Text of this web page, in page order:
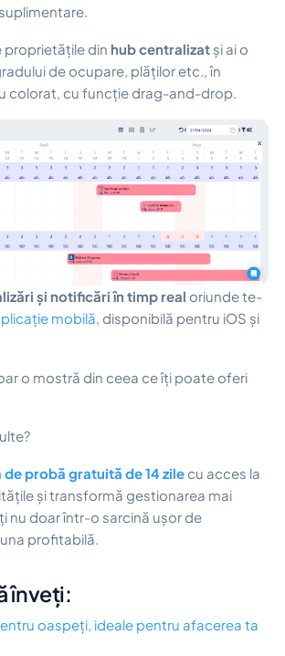
din hub centralizat și ai o
de ocupare, plăților etc., în
colorat, cu funcție drag-and-drop.
și notificări în timp real oriunde te-
mobilă, disponibilă pentru iOS și
o mostră din ceea ce îți poate oferi
probă gratuită de 14 zile cu acces la
și transformă gestionarea mai
nu doar într-o sarcină ușor de
profitabilă.
înveți:
oaspeți, ideale pentru afacerea ta